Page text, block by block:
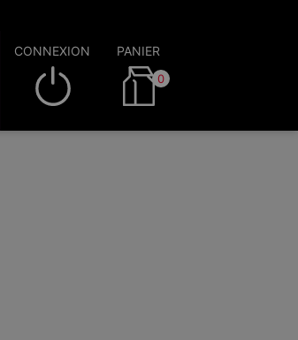
CONNEXION PANIER
0